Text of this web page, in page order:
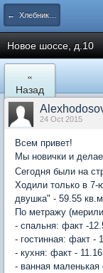
← Хлебниково
Новое шоссе, д.10
«
Назад
24 Oct 2015
Всем привет!
Мы новички и
Сегодня были на
Ходили только в 7-
двушка" - 59.55
По метражу
- спальня: факт -
- гостинная: факт -
- кухня: факт -
- ванная